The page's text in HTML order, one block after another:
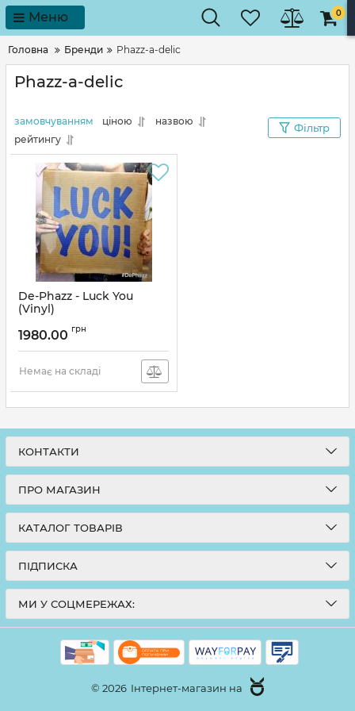
Меню 0
Головна Бренди Phazz-a-delic
Phazz-a-delic
замовчуванням ціною
назвою
рейтингу
Фільтр
De-Phazz - Luck You
(Vinyl)
1980.00 грн
Немає на складі
КОНТАКТИ
ПРО МАГАЗИН
КАТАЛОГ ТОВАРІВ
ПІДПИСКА
МИ У СОЦМЕРЕЖАХ:
© 2026 Інтернет-магазин на